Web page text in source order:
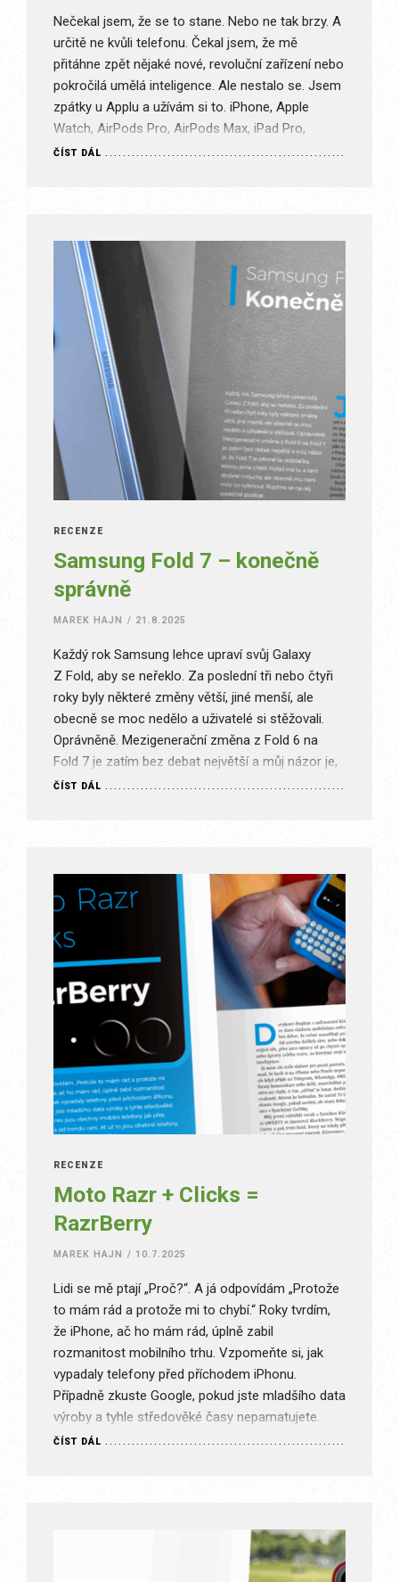
Nečekal jsem, že se to stane. Nebo ne tak brzy. A
určitě ne kvůli telefonu. Čekal jsem, že mě
přitáhne zpět nějaké nové, revoluční zařízení nebo
pokročilá umělá inteligence. Ale nestalo se. Jsem
zpátky u Applu a užívám si to. iPhone, Apple
Watch, AirPods Pro, AirPods Max, iPad Pro,
MacBook Air. To vše zásluhou jednoho…
ČÍST DÁL
RECENZE
Samsung Fold 7 – konečně
správně
MAREK HAJN / 21.8.2025
Každý rok Samsung lehce upraví svůj Galaxy
Z Fold, aby se neřeklo. Za poslední tři nebo čtyři
roky byly některé změny větší, jiné menší, ale
obecně se moc nedělo a uživatelé si stěžovali.
Oprávněně. Mezigenerační změna z Fold 6 na
Fold 7 je zatím bez debat největší a můj názor je,
že Fold 7 je přesně…
ČÍST DÁL
RECENZE
Moto Razr + Clicks =
RazrBerry
MAREK HAJN / 10.7.2025
Lidi se mě ptají „Proč?“. A já odpovídám „Protože
to mám rád a protože mi to chybí.“ Roky tvrdím,
že iPhone, ač ho mám rád, úplně zabil
rozmanitost mobilního trhu. Vzpomeňte si, jak
vypadaly telefony před příchodem iPhonu.
Případně zkuste Google, pokud jste mladšího data
výroby a tyhle středověké časy nepamatujete.
Nicméně dnes jsou všechny…
ČÍST DÁL